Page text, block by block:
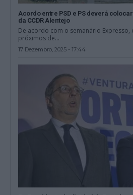
Acordo entre PSD e PS deverá
da CCDR Alentejo
De acordo com o semanário Expresso,
próximos de...
17 Dezembro, 2025 - 17:44